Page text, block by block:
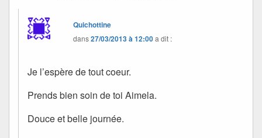
Quichottine
dans27/03/2013 à 12:00a dit :
Je l’espère de tout coeur.
Prends bien soin de toi Aimela.
Douce et belle journée.